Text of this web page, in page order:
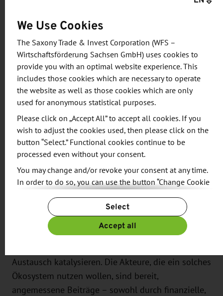
Bündelung branchenrelevanter Informationen und
Austauschformate, die schnelle Anbahnung von
Kooperationen mit Partnern aus dem
Branchenumfeld, der Wissenschaft und
untereinander sowie die Initiierung von FuE-
Projekten unter gezielter Nutzung von
neben neuen Produkten und Rohstoffen u.a. die
Verringerung des ökologischen Fußabdrucks beim
Energie- und Wasserverbrauch, die
Automatisierung von Prozessen und Intralogistik,
die Digitalisierung des Betriebs, die Nutzung von
sowie Innovationen im Verpackungsbereich.
Ein professionelles Innovationsmanagement soll
Austausch katalysieren. Die Akteure, die ein solches
Ökosystem nutzen wollen, sind bereit,
angemessene Beiträge – sowohl durch finanzielle,
We Use Cookies
The Saxony Trade & Invest Corporation (WFS –
Wirtschaftsförderung Sachsen GmbH) uses cookies to
provide you with an optimal website experience. This
includes those cookies which are necessary to operate
the website as well as those cookies which are only
used for anonymous statistical purposes.
Please click on „Accept All” to accept all cookies. If you
wish to adjust the cookies used, then please click on the
button “Select.” Functional cookies continue to be
processed even without your consent.
You may change and/or revoke your consent at any time.
In order to do so, you can use the button “Change Cookie
For more information, please see our
Privacy Policy.
Additional information can be found in our
Imprint
Select
Accept all